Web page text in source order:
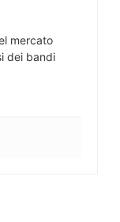
mercato
dei bandi